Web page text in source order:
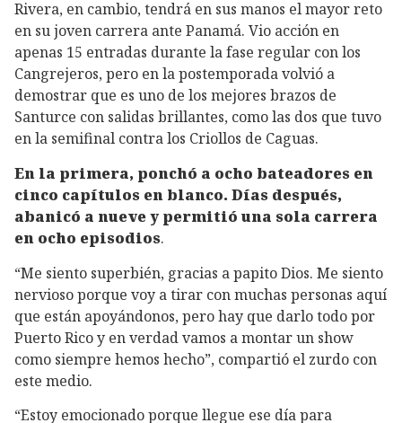
Rivera, en cambio, tendrá en sus manos el mayor reto
en su joven carrera ante Panamá. Vio acción en
apenas 15 entradas durante la fase regular con los
Cangrejeros, pero en la postemporada volvió a
demostrar que es uno de los mejores brazos de
Santurce con salidas brillantes, como las dos que tuvo
en la semifinal contra los Criollos de Caguas.
En la primera, ponchó a ocho bateadores en
cinco capítulos en blanco. Días después,
abanicó a nueve y permitió una sola carrera
en ocho episodios.
“Me siento superbién, gracias a papito Dios. Me siento
nervioso porque voy a tirar con muchas personas aquí
que están apoyándonos, pero hay que darlo todo por
Puerto Rico y en verdad vamos a montar un show
como siempre hemos hecho”, compartió el zurdo con
este medio.
“Estoy emocionado porque llegue ese día para